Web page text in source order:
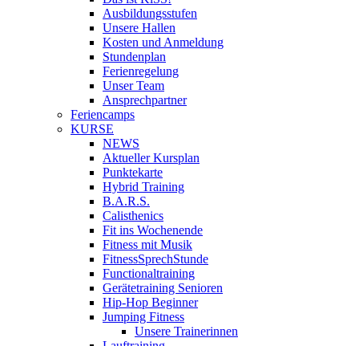
Ausbildungsstufen
Unsere Hallen
Kosten und Anmeldung
Stundenplan
Ferienregelung
Unser Team
Ansprechpartner
Feriencamps
KURSE
NEWS
Aktueller Kursplan
Punktekarte
Hybrid Training
B.A.R.S.
Calisthenics
Fit ins Wochenende
Fitness mit Musik
FitnessSprechStunde
Functionaltraining
Gerätetraining Senioren
Hip-Hop Beginner
Jumping Fitness
Unsere Trainerinnen